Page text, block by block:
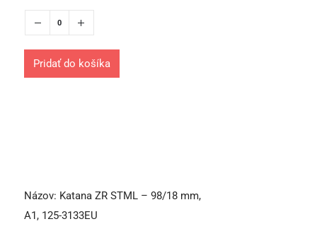
Pridať do košíka
Názov: Katana ZR STML – 98/18 mm,
A1, 125-3133EU